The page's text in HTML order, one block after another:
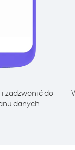
zadzwonić do
danych